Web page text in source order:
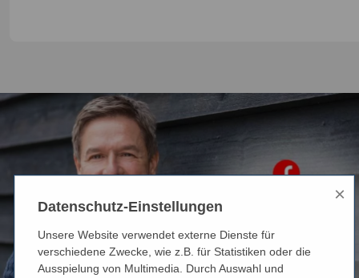
Datenschutz-Einstellungen
×
Unsere Website verwendet externe Dienste für
verschiedene Zwecke, wie z.B. für Statistiken oder die
Ausspielung von Multimedia. Durch Auswahl und